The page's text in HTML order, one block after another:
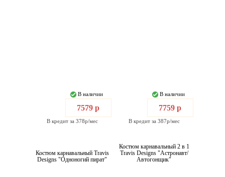
В наличии
7579 р
В кредит за 378р/мес
В наличии
7759 р
В кредит за 387р/мес
Костюм карнавальный Travis
Designs "Одноногий пират"
Костюм карнавальный 2 в 1
Travis Designs "Астронавт/
Автогонщик"